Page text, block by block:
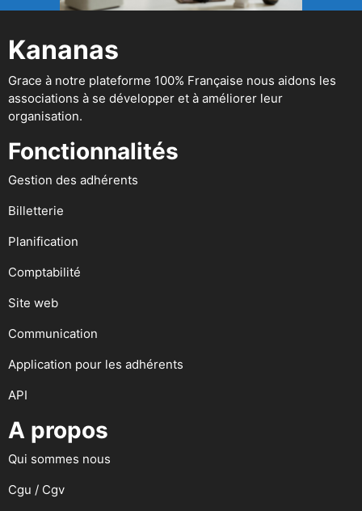
Kananas
Grace à notre plateforme 100% Française nous aidons les
associations à se développer et à améliorer leur
organisation.
Fonctionnalités
Gestion des adhérents
Billetterie
Planification
Comptabilité
Site web
Communication
Application pour les adhérents
API
A propos
Qui sommes nous
Cgu / Cgv